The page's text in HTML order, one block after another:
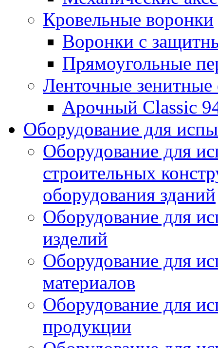
Кровельные воронки
Воронки с
Прямоугольные
Ленточные
Арочный Classic
Оборудование для
Оборудование для
строительных
оборудования зданий
Оборудование для
изделий
Оборудование для
материалов
Оборудование для
продукции